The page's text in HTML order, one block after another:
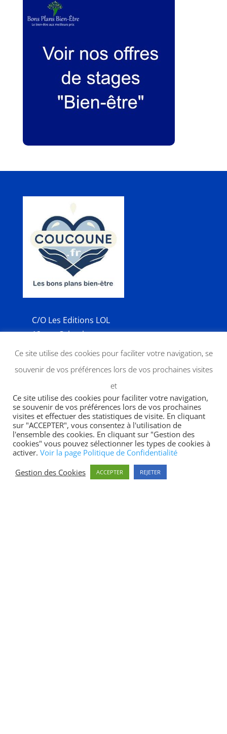
C/O Les Editions LOL
12 rue Calmels
75018 Paris
contact@coucoune.fr
MENU EXPRESS
Page d’accueil
Ce site utilise des cookies pour faciliter votre navigation, se
souvenir de vos préférences lors de vos prochaines visites
et
Ce site utilise des cookies pour faciliter votre navigation,
se souvenir de vos préférences lors de vos prochaines
visites et effectuer des statistiques de visite. En cliquant
sur "ACCEPTER", vous consentez à l'utilisation de
l'ensemble des cookies. En cliquant sur "Gestion des
cookies" vous pouvez sélectionner les types de cookies à
activer. Voir la page Politique de Confidentialité
Gestion des Cookies
ACCEPTER REJETER